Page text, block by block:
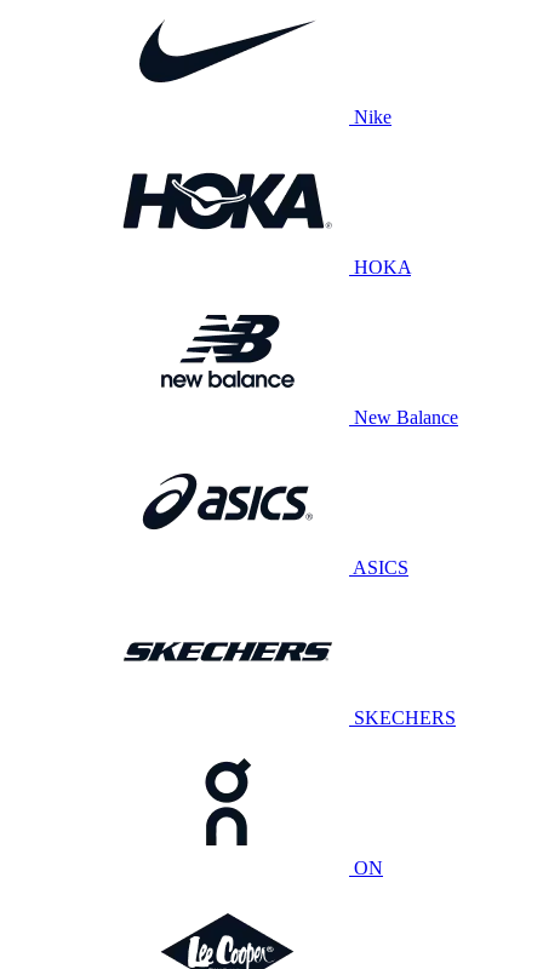
Nike
HOKA
New Balance
ASICS
SKECHERS
ON